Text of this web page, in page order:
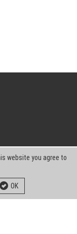
website you agree to
OK